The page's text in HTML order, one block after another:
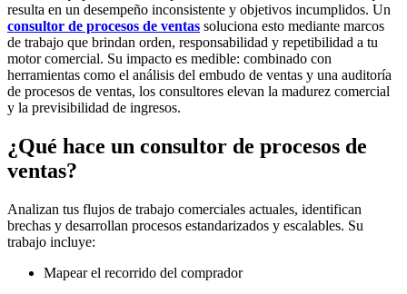
resulta en un desempeño inconsistente y objetivos incumplidos. Un
consultor de procesos de ventas soluciona esto mediante marcos
de trabajo que brindan orden, responsabilidad y repetibilidad a tu
motor comercial. Su impacto es medible: combinado con
herramientas como el análisis del embudo de ventas y una auditoría
de procesos de ventas, los consultores elevan la madurez comercial
y la previsibilidad de ingresos.
¿Qué hace un consultor de procesos de
ventas?
Analizan tus flujos de trabajo comerciales actuales, identifican
brechas y desarrollan procesos estandarizados y escalables. Su
trabajo incluye:
Mapear el recorrido del comprador